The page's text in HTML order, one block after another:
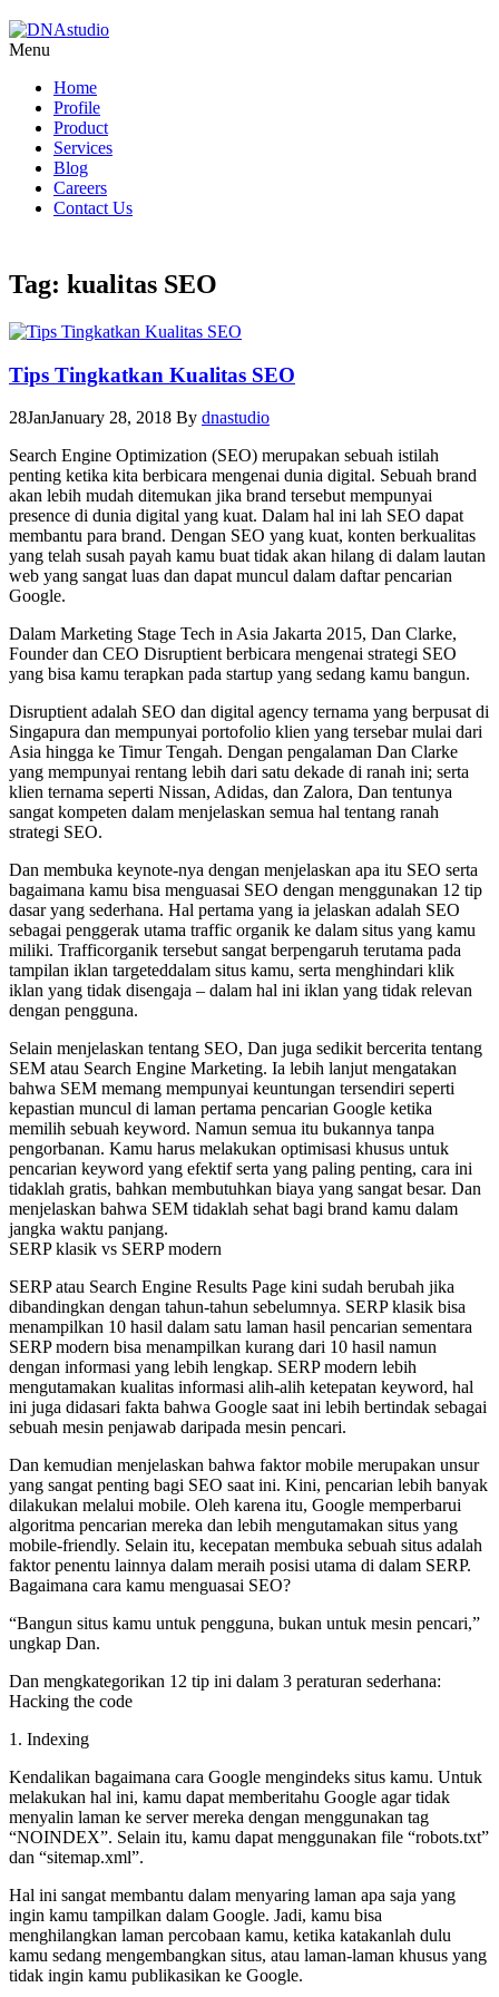
Menu
Home
Profile
Product
Services
Blog
Careers
Contact Us
Tag: kualitas SEO
Tips Tingkatkan Kualitas SEO
28JanJanuary 28, 2018 By dnastudio
Search Engine Optimization (SEO) merupakan sebuah istilah
penting ketika kita berbicara mengenai dunia digital. Sebuah brand
akan lebih mudah ditemukan jika brand tersebut mempunyai
presence di dunia digital yang kuat. Dalam hal ini lah SEO dapat
membantu para brand. Dengan SEO yang kuat, konten berkualitas
yang telah susah payah kamu buat tidak akan hilang di dalam lautan
web yang sangat luas dan dapat muncul dalam daftar pencarian
Google.
Dalam Marketing Stage Tech in Asia Jakarta 2015, Dan Clarke,
Founder dan CEO Disruptient berbicara mengenai strategi SEO
yang bisa kamu terapkan pada startup yang sedang kamu bangun.
Disruptient adalah SEO dan digital agency ternama yang berpusat di
Singapura dan mempunyai portofolio klien yang tersebar mulai dari
Asia hingga ke Timur Tengah. Dengan pengalaman Dan Clarke
yang mempunyai rentang lebih dari satu dekade di ranah ini; serta
klien ternama seperti Nissan, Adidas, dan Zalora, Dan tentunya
sangat kompeten dalam menjelaskan semua hal tentang ranah
strategi SEO.
Dan membuka keynote-nya dengan menjelaskan apa itu SEO serta
bagaimana kamu bisa menguasai SEO dengan menggunakan 12 tip
dasar yang sederhana. Hal pertama yang ia jelaskan adalah SEO
sebagai penggerak utama traffic organik ke dalam situs yang kamu
miliki. Trafficorganik tersebut sangat berpengaruh terutama pada
tampilan iklan targeteddalam situs kamu, serta menghindari klik
iklan yang tidak disengaja – dalam hal ini iklan yang tidak relevan
dengan pengguna.
Selain menjelaskan tentang SEO, Dan juga sedikit bercerita tentang
SEM atau Search Engine Marketing. Ia lebih lanjut mengatakan
bahwa SEM memang mempunyai keuntungan tersendiri seperti
kepastian muncul di laman pertama pencarian Google ketika
memilih sebuah keyword. Namun semua itu bukannya tanpa
pengorbanan. Kamu harus melakukan optimisasi khusus untuk
pencarian keyword yang efektif serta yang paling penting, cara ini
tidaklah gratis, bahkan membutuhkan biaya yang sangat besar. Dan
menjelaskan bahwa SEM tidaklah sehat bagi brand kamu dalam
jangka waktu panjang.
SERP klasik vs SERP modern
SERP atau Search Engine Results Page kini sudah berubah jika
dibandingkan dengan tahun-tahun sebelumnya. SERP klasik bisa
menampilkan 10 hasil dalam satu laman hasil pencarian sementara
SERP modern bisa menampilkan kurang dari 10 hasil namun
dengan informasi yang lebih lengkap. SERP modern lebih
mengutamakan kualitas informasi alih-alih ketepatan keyword, hal
ini juga didasari fakta bahwa Google saat ini lebih bertindak sebagai
sebuah mesin penjawab daripada mesin pencari.
Dan kemudian menjelaskan bahwa faktor mobile merupakan unsur
yang sangat penting bagi SEO saat ini. Kini, pencarian lebih banyak
dilakukan melalui mobile. Oleh karena itu, Google memperbarui
algoritma pencarian mereka dan lebih mengutamakan situs yang
mobile-friendly. Selain itu, kecepatan membuka sebuah situs adalah
faktor penentu lainnya dalam meraih posisi utama di dalam SERP.
Bagaimana cara kamu menguasai SEO?
“Bangun situs kamu untuk pengguna, bukan untuk mesin pencari,”
ungkap Dan.
Dan mengkategorikan 12 tip ini dalam 3 peraturan sederhana:
Hacking the code
1. Indexing
Kendalikan bagaimana cara Google mengindeks situs kamu. Untuk
melakukan hal ini, kamu dapat memberitahu Google agar tidak
menyalin laman ke server mereka dengan menggunakan tag
“NOINDEX”. Selain itu, kamu dapat menggunakan file “robots.txt”
dan “sitemap.xml”.
Hal ini sangat membantu dalam menyaring laman apa saja yang
ingin kamu tampilkan dalam Google. Jadi, kamu bisa
menghilangkan laman percobaan kamu, ketika katakanlah dulu
kamu sedang mengembangkan situs, atau laman-laman khusus yang
tidak ingin kamu publikasikan ke Google.